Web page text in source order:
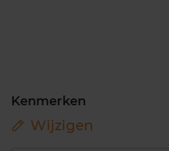
Kenmerken
Wijzigen